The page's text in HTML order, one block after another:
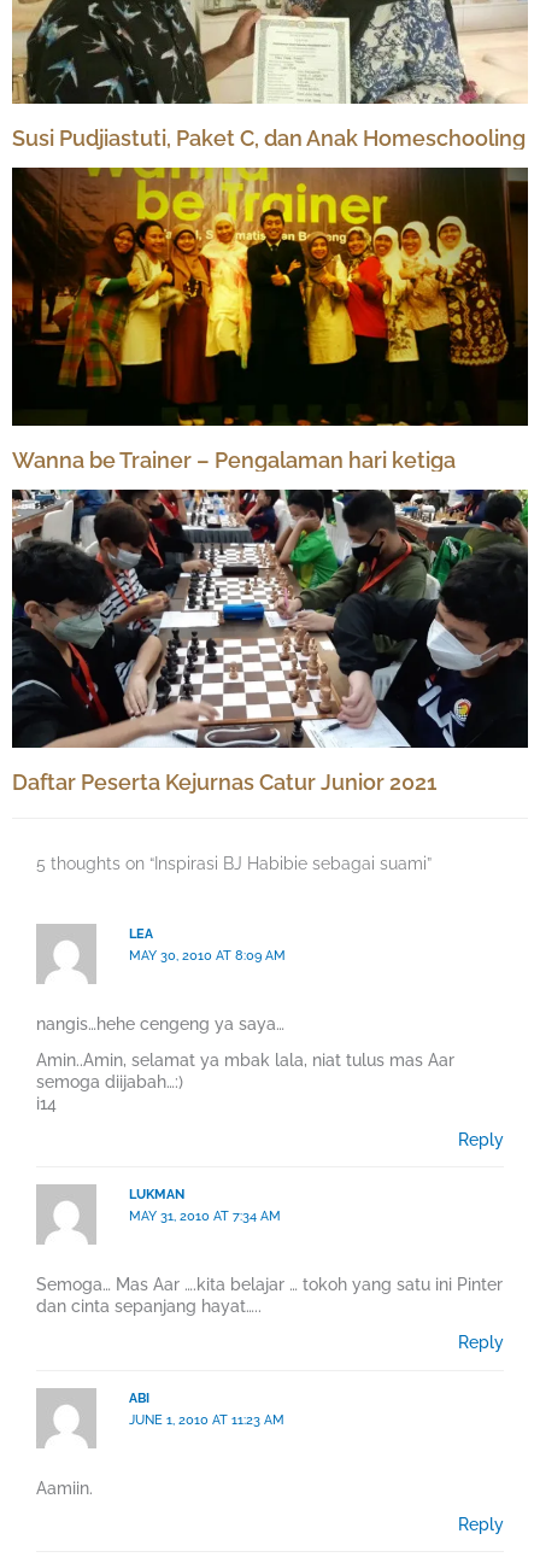
Susi Pudjiastuti, Paket C, dan Anak Homeschooling
Wanna be Trainer – Pengalaman hari ketiga
Daftar Peserta Kejurnas Catur Junior 2021
5 thoughts on “Inspirasi BJ Habibie sebagai suami”
LEA
MAY 30, 2010 AT 8:09 AM
nangis…hehe cengeng ya saya…
Amin..Amin, selamat ya mbak lala, niat tulus mas Aar
semoga diijabah…:)
i14
Reply
LUKMAN
MAY 31, 2010 AT 7:34 AM
Semoga… Mas Aar ….kita belajar … tokoh yang satu ini Pinter
dan cinta sepanjang hayat…..
Reply
ABI
JUNE 1, 2010 AT 11:23 AM
Aamiin.
Reply